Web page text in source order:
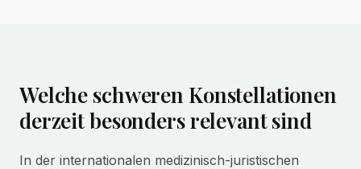
Welche schweren Konstellationen
derzeit besonders relevant sind
In der internationalen medizinisch-juristischen